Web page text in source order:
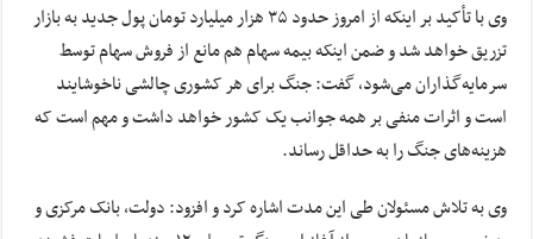
وی با تأکید بر اینکه از امروز حدود ۳۵ هزار میلیارد تومان پول جدید به بازار
تزریق خواهد شد و ضمن اینکه بیمه سهام هم مانع از فروش سهام توسط
سرمایه‌گذاران می‌شود، گفت: جنگ برای هر کشوری چالشی ناخوشایند
است و اثرات منفی بر همه جوانب یک کشور خواهد داشت و مهم است که
هزینه‌های جنگ را به حداقل رساند.
وی به تلاش مسئولان طی این مدت اشاره کرد و افزود: دولت، بانک مرکزی و